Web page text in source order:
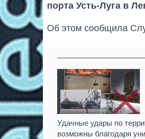
порта Усть-Луга в
Об этом сообщила
Удачные удары по
возможны благодаря